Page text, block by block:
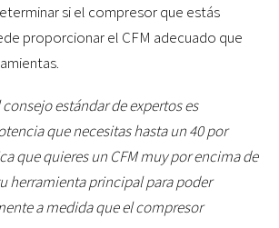
si el compresor que estás
proporcionar el CFM adecuado que
consejo estándar de expertos es
que necesitas hasta un 40 por
que quieres un CFM muy por encima de
herramienta principal para poder
a medida que el compresor